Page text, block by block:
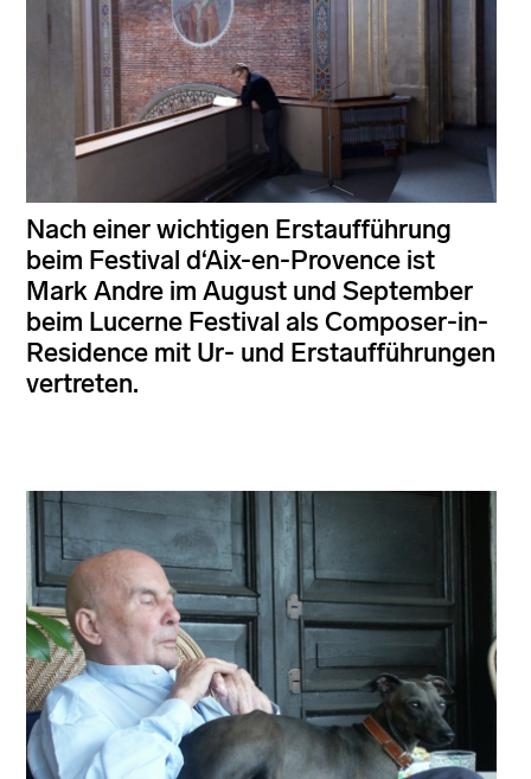
Nach einer wichtigen Erstaufführung
beim Festival d‘Aix-en-Provence ist
Mark Andre im August und September
beim Lucerne Festival als Composer-in-
Residence mit Ur- und Erstaufführungen
vertreten.